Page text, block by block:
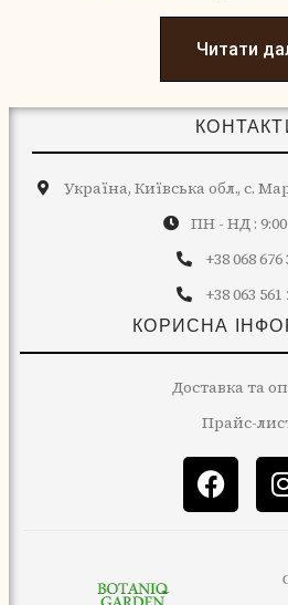
Читати
Україна, Київська обл., с.
ПН - НД : 9:00
+38 068 676
+38 063 561
КОРИСНА
Доставка та
Прайс-